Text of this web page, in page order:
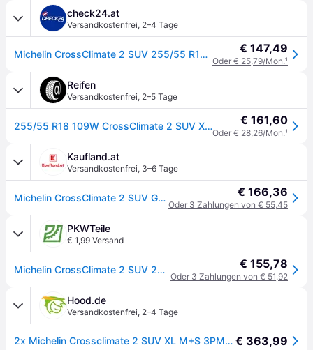
check24.at
Versandkostenfrei, 2–4 Tage
Michelin CrossClimate 2 SUV 255/55 R18 109 W, Ganzjahresreifen € 147,49
Oder € 25,79/Mon.¹
Reifen
Versandkostenfrei, 2–5 Tage
255/55 R18 109W CrossClimate 2 SUV XL RG € 161,60
Oder € 28,26/Mon.¹
Kaufland.at
Versandkostenfrei, 3–6 Tage
Michelin CrossClimate 2 SUV Ganzjahresreifen 255/55 R18 109W XL Offroad M+S 3PMSF Allwetterreifen Reifen € 166,36
Oder 3 Zahlungen von € 55,45
PKWTeile
€ 1,99 Versand
Michelin CrossClimate 2 SUV 255/55 R18 109W Reifen € 155,78
Oder 3 Zahlungen von € 51,92
Hood.de
Versandkostenfrei, 2–4 Tage
2x Michelin Crossclimate 2 SUV XL M+S 3PMSF 255/55R18 109W Reifen Ganzjahresreifen € 363,99